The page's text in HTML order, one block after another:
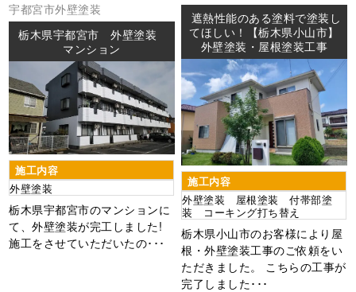
宇都宮市外壁塗装
栃木県宇都宮市 外壁塗装
マンション
施工内容
外壁塗装
栃木県宇都宮市のマンションに
て、外壁塗装が完工しました!
施工をさせていただいたの･･･
遮熱性能のある塗料で塗装し
てほしい！【栃木県小山市】
外壁塗装・屋根塗装工事
施工内容
外壁塗装 屋根塗装 付帯部塗
装 コーキング打ち替え
栃木県小山市のお客様により屋
根・外壁塗装工事のご依頼をい
ただきました。 こちらの工事が
完了しました･･･